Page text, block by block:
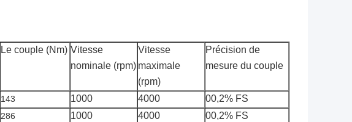
Le couple (Nm) Vitesse
nominale (rpm)
Vitesse
maximale
(rpm)
Précision de
mesure du couple
143 1000 4000
00,2% FS
286 1000 4000 00,2% FS